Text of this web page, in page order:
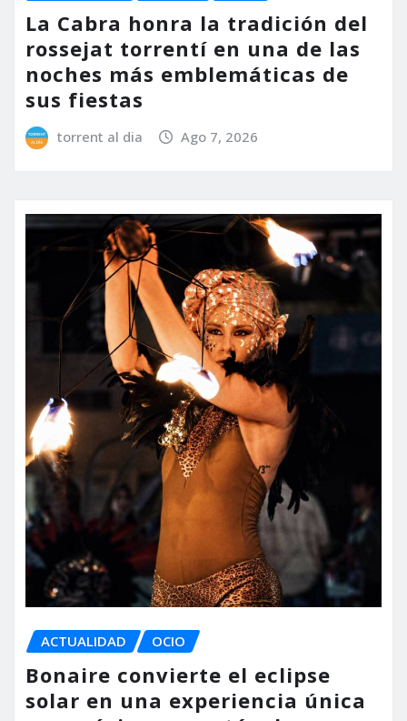
La Cabra honra la tradición del
rossejat torrentí en una de las
noches más emblemáticas de
sus fiestas
torrent al dia Ago 7, 2026
ACTUALIDAD OCIO
Bonaire convierte el eclipse
solar en una experiencia única